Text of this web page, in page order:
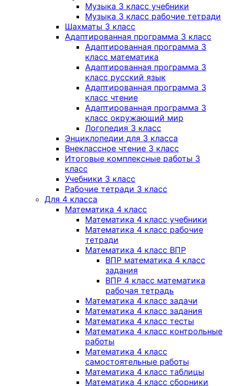
Музыка 3 класс учебники
Музыка 3 класс рабочие тетради
Шахматы 3 класс
Адаптированная программа 3 класс
Адаптированная программа 3
класс математика
Адаптированная программа 3
класс русский язык
Адаптированная программа 3
класс чтение
Адаптированная программа 3
класс окружающий мир
Логопедия 3 класс
Энциклопедии для 3 класса
Внеклассное чтение 3 класс
Итоговые комплексные работы 3
класс
Учебники 3 класс
Рабочие тетради 3 класс
Для 4 класса
Математика 4 класс
Математика 4 класс учебники
Математика 4 класс рабочие
тетради
Математика 4 класс ВПР
ВПР математика 4 класс
задания
ВПР 4 класс математика
рабочая тетрадь
Математика 4 класс задачи
Математика 4 класс задания
Математика 4 класс тесты
Математика 4 класс контрольные
работы
Математика 4 класс
самостоятельные работы
Математика 4 класс таблицы
Математика 4 класс сборники